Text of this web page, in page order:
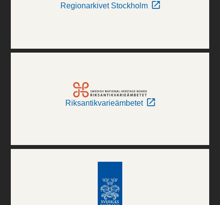
Regionarkivet Stockholm
Riksantikvarieämbetet